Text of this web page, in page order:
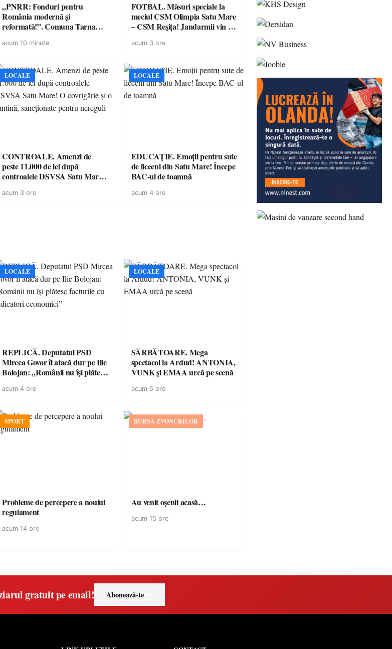
„PNRR: Fonduri pentru
România modernă și
reformată!”. Comuna Tarna
dotare cu mobilier, materiale
a unităților de învățământ
preuniversitar, finanțat prin
PNRR
acum 10 minute
FOTBAL. Măsuri speciale la
meciul CSM Olimpia Satu Mare
– CSM Reșița! Jandarmii vin cu
suporteri
acum 3 ore
LOCALE
CONTROALE. Amenzi de
peste 11.000 de lei după
controalele DSVSA Satu Mare!
sancționate pentru nereguli
acum 3 ore
LOCALE
EDUCAȚIE. Emoții pentru sute
de liceeni din Satu Mare! Începe
BAC-ul de toamnă
acum 4 ore
LOCALE
REPLICĂ. Deputatul PSD
Mircea Govor îl atacă dur pe Ilie
Bolojan: „Românii nu își plătesc
economici”
acum 4 ore
LOCALE
SĂRBĂTOARE. Mega
spectacol la Ardud! ANTONIA,
VUNK și EMAA urcă pe scenă
acum 5 ore
SPORT
Probleme de percepere a noului
regulament
acum 14 ore
BURSA ZVONURILOR
Au venit oșenii acasă…
acum 15 ore
gratuit pe email! Abonează-te